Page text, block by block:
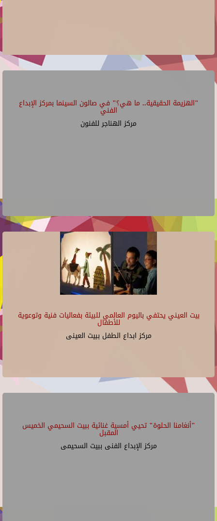
"الهزيمة الحقيقية.. ما هي؟" في صالون السينما بمركز الإبداع
الفني
مركز الهناجر للفنون
بيت العيني يحتفي باليوم العالمي للبيئة بفعاليات فنية وتوعوية
للأطفال
مركز ابداع الطفل ببيت العينى
"أنغامنا الحلوة" تحيي أمسية غنائية ببيت السحيمي الخميس
المقبل
مركز الإبداع الفنى ببيت السحيمى